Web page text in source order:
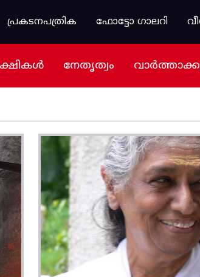
പ്രകടനപത്രിക ഫോട്ടോ ഗാലറി
നേതൃത്വം